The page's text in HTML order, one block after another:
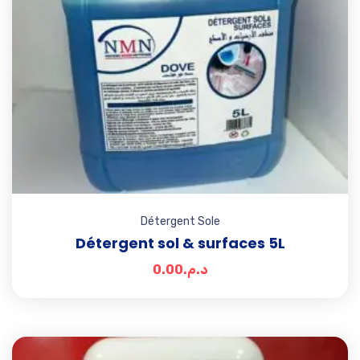
Détergent Sole
Détergent sol & surfaces 5L
د.م.0.00